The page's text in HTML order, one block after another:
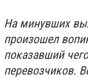
На минувших
произошел
показавший
перевозчиков.